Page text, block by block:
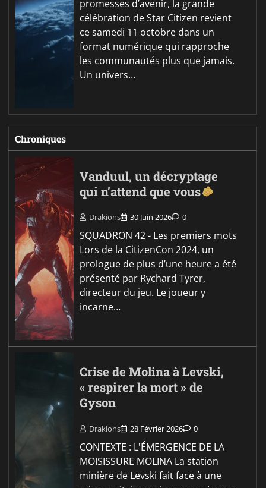
promesses d’avenir, la grande
célébration de Star Citizen revient
ce samedi 11 octobre dans un
format numérique qui rapproche
les communautés plus que jamais.
Un univers…
Chroniques
Vanduul, un décryptage
qui n’attend que vous
Drakions 30 Juin 2026 0
SQUADRON 42 - Les premiers mots
Lors de la CitizenCon 2024, un
prologue de plus d’une heure a été
présenté par Rychard Tyrer,
directeur du jeu. Le joueur y
incarne…
Crise de Molina à Levski,
« respirer la mort » de
Gyson
Drakions 28 Février 2026 0
CONTEXTE : L'ÉMERGENCE DE LA
MOISISSURE MOLINA La station
minière de Levski fait face à une